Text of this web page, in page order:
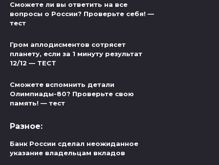
Сможете ли вы ответить на все
вопросы о России? Проверьте себя! —
тест
Гром аплодисментов сотрясет
планету, если за 1 минуту результат
12/12 — ТЕСТ
Сможете вспомнить детали
Олимпиады-80? Проверьте свою
память! — тест
Разное:
Банк России сделал неожиданное
указание владельцам вкладов